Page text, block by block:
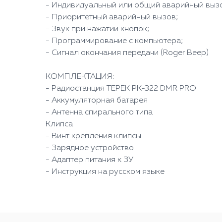
- Индивидуальный или общий аварийный
- Приоритетный аварийный вызов;
- Звук при нажатии кнопок;
- Программирование с компьютера;
- Сигнал окончания передачи (Roger Beep)
КОМПЛЕКТАЦИЯ:
- Радиостанция ТЕРЕК РК-322 DMR PRO
- Аккумуляторная батарея
- Антенна спирального типа
Клипса
- Винт крепления клипсы
- Зарядное устройство
- Адаптер питания к ЗУ
- Инструкция на русском языке